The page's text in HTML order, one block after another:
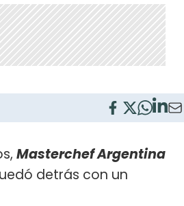
Masterchef Argentina
detrás con un